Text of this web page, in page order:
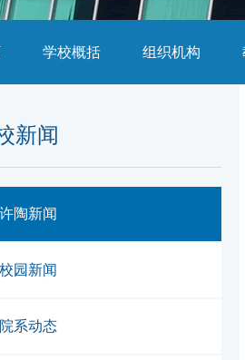
学校概括 组织机构
新闻
许陶新闻
校园新闻
院系动态